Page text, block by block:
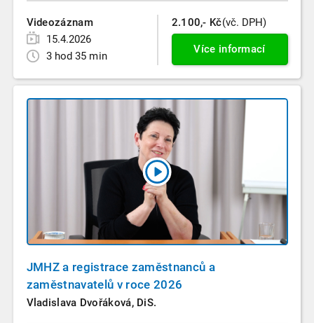
Videozáznam
15.4.2026
3 hod 35 min
2.100,- Kč(vč. DPH)
Více informací
JMHZ a registrace zaměstnanců a
zaměstnavatelů v roce 2026
Vladislava Dvořáková, DiS.